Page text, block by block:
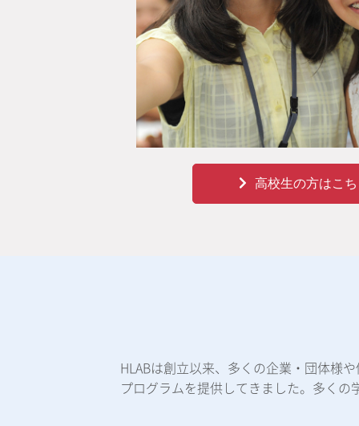
高校生の方はこ
HLABは創立以来、多くの企業・団体様
プログラムを提供してきました。多く